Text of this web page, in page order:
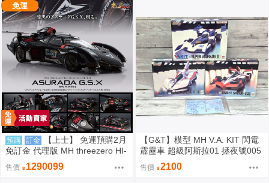
免運
預購 訂金
【上士】 免運預購2月
免訂金 代理版 MH threezero HI-
SPEC 閃電霹靂車 阿斯拉 G.S.X
黑色限定 附壓克力盒 0801
售價 1290099
【G&T】模型 MH V.A. KIT 閃電
霹靂車 超級阿斯拉01 拯夜號005
伊修薩克 套組 附特典 846762
售價 2100